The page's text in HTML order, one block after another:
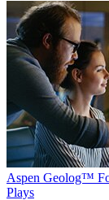
Aspen Geolog™
Plays